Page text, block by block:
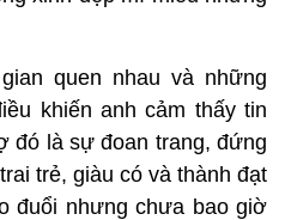
quen nhau và những
khiến anh cảm thấy tin
đó là sự đoan trang, đứng
trẻ, giàu có và thành đạt
đuổi nhưng chưa bao giờ